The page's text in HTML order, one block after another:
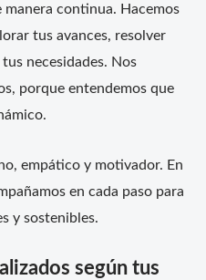
manera continua. Hacemos
tus avances, resolver
necesidades. Nos
porque entendemos que
empático y motivador. En
en cada paso para
y sostenibles.
según tus